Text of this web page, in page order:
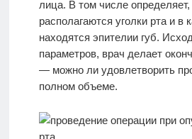
лица. В том числе определяет,
располагаются уголки рта и в
находятся эпителии губ.
параметров, врач делает
— можно ли удовлетворить
полном объеме.